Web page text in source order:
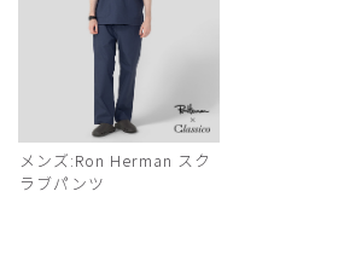
メンズ:Ron Herman スク
ラブパンツ